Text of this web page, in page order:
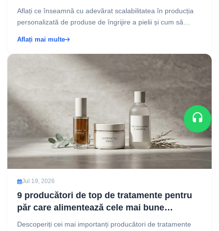
strategic pentru creșterea brandului
Aflați ce înseamnă cu adevărat scalabilitatea în producția
personalizată de produse de îngrijire a pielii și cum să
Aflați mai multe
Jul 19, 2026
9 producători de top de tratamente pentru
păr care alimentează cele mai bune
branduri de îngrijire a părului din lume
Descoperiți cei mai importanți producători de tratamente